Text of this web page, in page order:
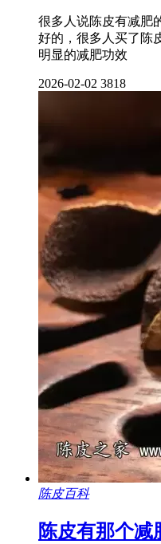
很多人说陈皮有减肥
好的，很多人买了陈
明显的减肥功效
2026-02-02 3818
陈皮百科
陈皮有那个减